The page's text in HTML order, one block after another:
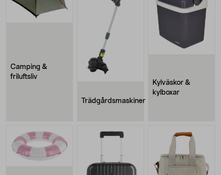
Camping &
friluftsliv
Trädgårdsmaskiner
Kylväskor &
kylboxar